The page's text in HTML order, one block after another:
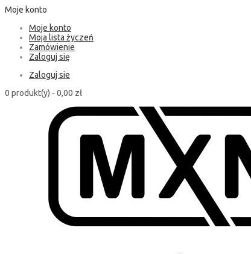
Moje konto
Moje konto
Moja lista życzeń
Zamówienie
Zaloguj się
Zaloguj sie
0 produkt(y) - 0,00 zł